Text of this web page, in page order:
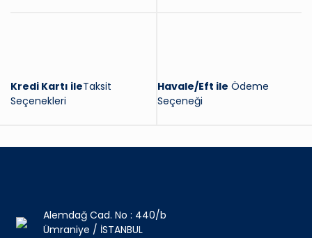
Kredi Kartı ileTaksit
Seçenekleri
Havale/Eft ile Ödeme
Seçeneği
Alemdağ Cad. No : 440/b
Ümraniye / İSTANBUL